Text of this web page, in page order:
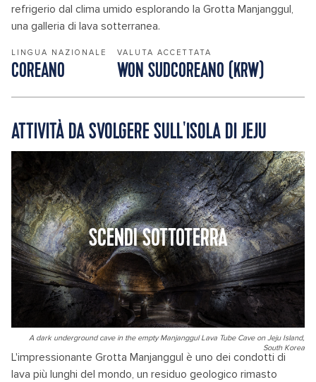
refrigerio dal clima umido esplorando la Grotta Manjanggul,
una galleria di lava sotterranea.
LINGUA NAZIONALE
COREANO
VALUTA ACCETTATA
WON SUDCOREANO (KRW)
ATTIVITÀ DA SVOLGERE SULL'ISOLA DI JEJU
SCENDI SOTTOTERRA
A dark underground cave in the empty Manjanggul Lava Tube Cave on Jeju Island,
South Korea
L'impressionante Grotta Manjanggul è uno dei condotti di
lava più lunghi del mondo, un residuo geologico rimasto